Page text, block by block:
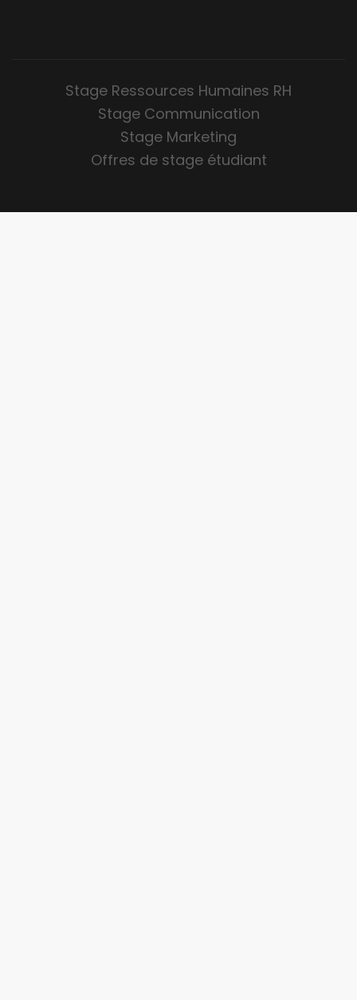
Stage Ressources Humaines RH
Stage Communication
Stage Marketing
Offres de stage étudiant